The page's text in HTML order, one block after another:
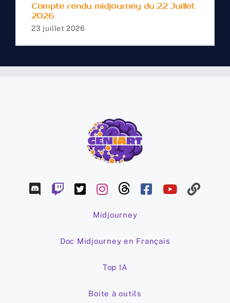
Compte rendu midjourney du 22 Juillet
2026
23 juillet 2026
Midjourney
Doc Midjourney en Français
Top IA
Boite à outils